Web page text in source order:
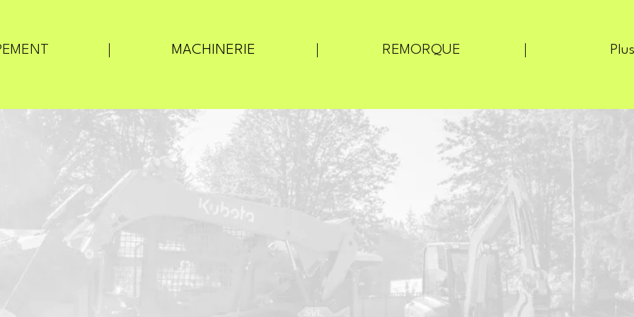
MACHINERIE REMORQUE